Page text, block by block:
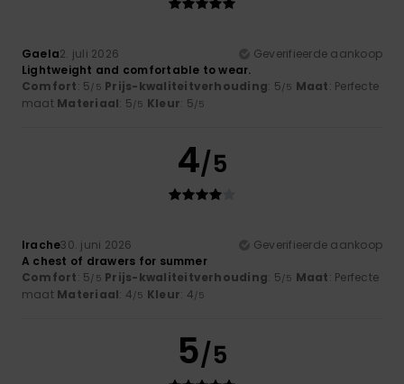
Gaela2. juli 2026
Geverifieerde aankoop
Lightweight and comfortable to wear.
Comfort: 5/5 Prijs-kwaliteitverhouding: 5/5 Maat: Perfecte
maat Materiaal: 5/5 Kleur: 5/5
4/5
Irache30. juni 2026
Geverifieerde aankoop
A chest of drawers for summer
Comfort: 5/5 Prijs-kwaliteitverhouding: 5/5 Maat: Perfecte
maat Materiaal: 4/5 Kleur: 4/5
5/5